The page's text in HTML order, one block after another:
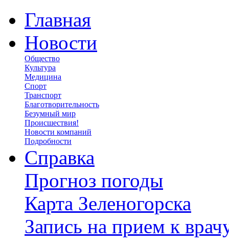
Главная
Новости
Общество
Культура
Медицина
Спорт
Транспорт
Благотворительность
Безумный мир
Происшествия!
Новости компаний
Подробности
Справка
Прогноз погоды
Карта Зеленогорска
Запись на прием к